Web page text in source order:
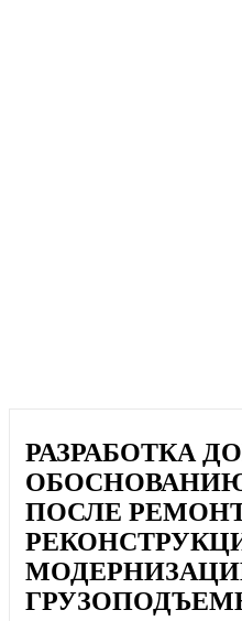
РАЗРАБОТКА
ПОСЛЕ